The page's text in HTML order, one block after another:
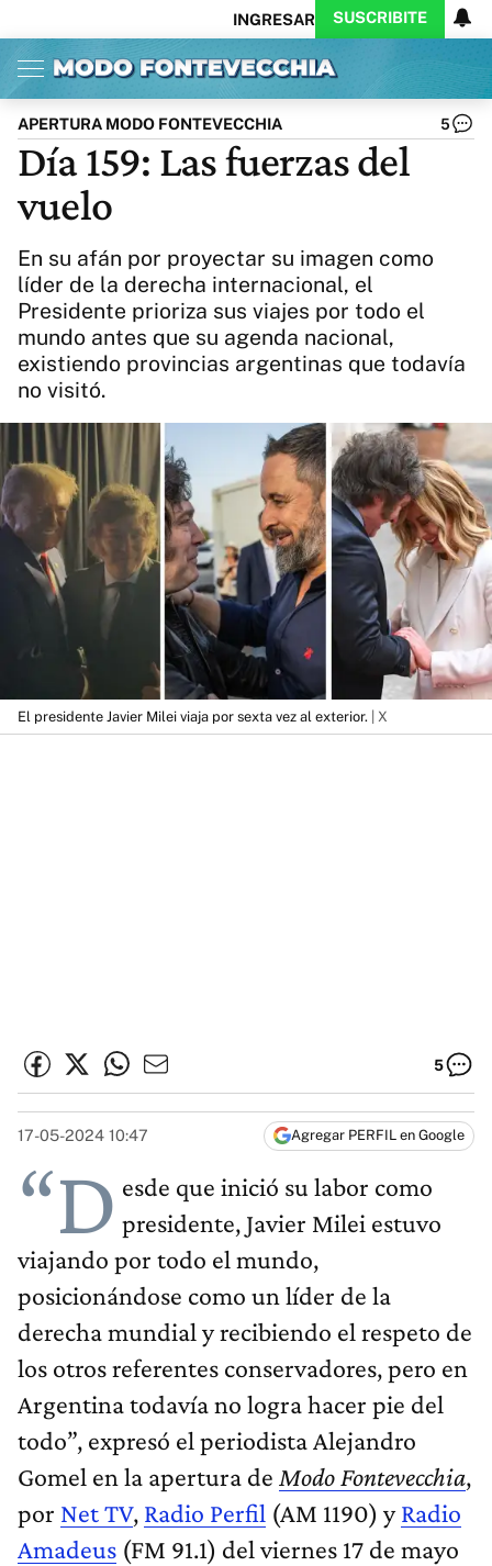
INGRESAR SUSCRIBITE
Inicio Ahora
Opinión
Política
Ciencia
Protagonistas
Cultura
Arte
Educación
Internacional
CARAS
Videos
Córdoba
Reperfilar
Business
Noticias
Caras
Exitoina
Gaming
Vivo
Diario del Juicio
Actualidad
APERTURA MODO FONTEVECCHIA 5
Día 159: Las fuerzas del
vuelo
En su afán por proyectar su imagen como
líder de la derecha internacional, el
Presidente prioriza sus viajes por todo el
mundo antes que su agenda nacional,
existiendo provincias argentinas que todavía
no visitó.
El presidente Javier Milei viaja por sexta vez al exterior. | X
5
17-05-2024 10:47 Agregar PERFIL en Google
“D esde que inició su labor como
presidente, Javier Milei estuvo
viajando por todo el mundo,
posicionándose como un líder de la
derecha mundial y recibiendo el respeto de
los otros referentes conservadores, pero en
Argentina todavía no logra hacer pie del
todo”, expresó el periodista Alejandro
Gomel en la apertura de Modo Fontevecchia,
por Net TV, Radio Perfil (AM 1190) yRadio
Amadeus (FM 91.1) del viernes 17 de mayo